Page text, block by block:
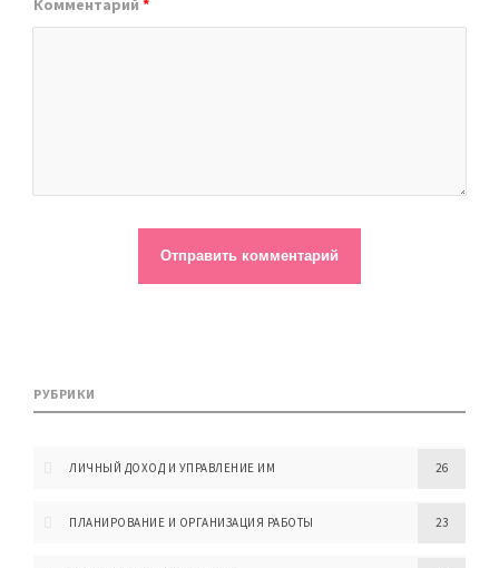
Комментарий *
РУБРИКИ
ЛИЧНЫЙ ДОХОД И УПРАВЛЕНИЕ ИМ 26
ПЛАНИРОВАНИЕ И ОРГАНИЗАЦИЯ РАБОТЫ 23